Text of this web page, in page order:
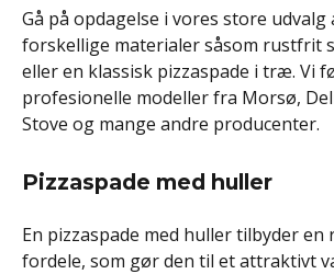
Gå på opdagelse i vores store udvalg
forskellige materialer såsom rustfrit
eller en klassisk pizzaspade i træ. Vi
profesionelle modeller fra Morsø,
Stove og mange andre producenter.
Pizzaspade med huller
En pizzaspade med huller tilbyder
fordele, som gør den til et attraktivt